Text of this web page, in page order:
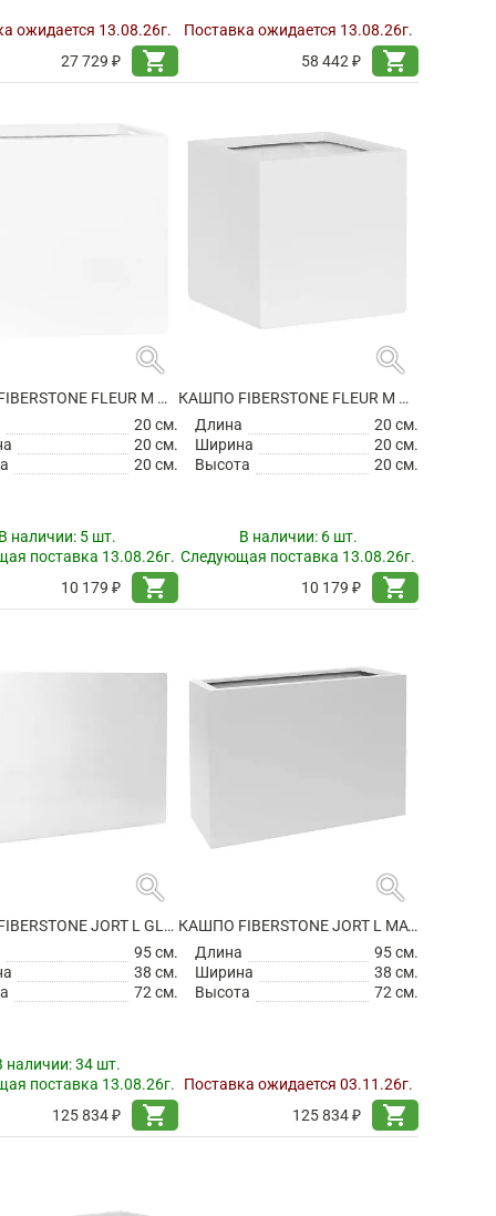
ожидается 13.08.26г.
27 729 ₽
shopping_cart
Поставка ожидается 13.08.26г.
58 442 ₽
shopping_cart
search
КАШПО FIBERSTONE FLEUR M GLOSSY WHITE
20 см.
20 см.
20 см.
наличии: 5 шт.
поставка 13.08.26г.
10 179 ₽
shopping_cart
search
КАШПО FIBERSTONE FLEUR M MATT WHITE
Длина
20 см.
Ширина
20 см.
Высота
20 см.
В наличии: 6 шт.
Следующая поставка 13.08.26г.
10 179 ₽
shopping_cart
search
КАШПО FIBERSTONE JORT L GLOSSY WHITE
95 см.
38 см.
72 см.
наличии:34 шт.
поставка 13.08.26г.
125 834 ₽
shopping_cart
search
КАШПО FIBERSTONE JORT L MATT WHITE
Длина
95 см.
Ширина
38 см.
Высота
72 см.
Поставка ожидается 03.11.26г.
125 834 ₽
shopping_cart